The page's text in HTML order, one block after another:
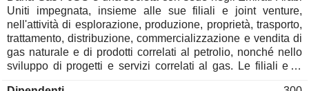
Uniti impegnata, insieme alle sue filiali e joint venture,
nell'attività di esplorazione, produzione, proprietà, trasporto,
trattamento, distribuzione, commercializzazione e vendita di
gas naturale e di prodotti correlati al petrolio, nonché nello
sviluppo di progetti e servizi correlati al gas. Le filiali e le